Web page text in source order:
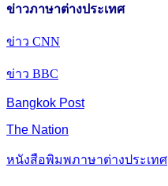
ข่าวภาษาต่างประเทศ
ข่าว CNN
ข่าว BBC
Bangkok Post
The Nation
หนังสือพิมพภาษาต่างประเทศ